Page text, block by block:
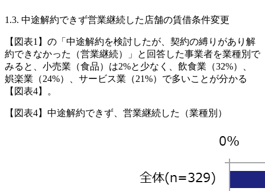
1.3. 中途解約できず営業継続した店舗の賃借条件変更
【図表1】の「中途解約を検討したが、契約の縛りがあり解
約できなかった（営業継続）」と回答した事業者を業種別で
みると、小売業（食品）は2%と少なく、飲食業（32%）、
娯楽業（24%）、サービス業（21%）で多いことが分かる
【図表4】。
【図表4】中途解約できず、営業継続した（業種別）